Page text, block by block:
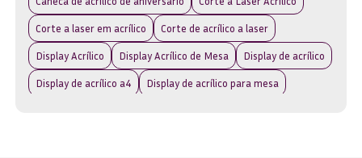
BRINDE EM ACRÍLICO: DESCUBRA COMO ESCOLHER O
IDEAL PARA SUA MARCA
BRINDE EM ACRÍLICO: IDEIAS CRIATIVAS PARA
PRESENTEAR
Corte a laser em acrílico Corte de acrílico a laser
Display Acrílico Display Acrílico de Mesa Display de acrílico
Display de acrílico a4 Display de acrílico para mesa